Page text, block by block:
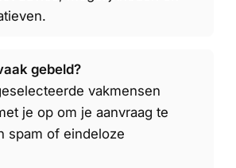
gebeld?
vakmensen
je op om je aanvraag te
spam of eindeloze